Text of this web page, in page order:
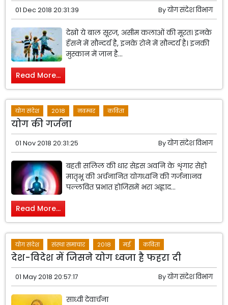
01 Dec 2018 20:31:39 Byयोग संदेश विभाग
देखो ये बाल सूरज, असीम कलाओं की मूरत। इनके
हँसने में सौन्दर्य है, इनके रोने में सौन्दर्य है। इनकी
मुस्कान में जान है...
Read More...
योग संदेश 2018 नवम्बर कविता
योग की गर्जना
01 Nov 2018 20:31:25 Byयोग संदेश विभाग
बहती सलिल की धार सेइस अवनि के शृंगार सेहो
मातृभू की अर्चनानित योगध्वनि की गर्जना।नव
पल्लवित प्रभात होजिसमें भरा अह्लाद...
Read More...
योग संदेश संस्था समाचार 2018 मई कविता
देश-विदेश में जिसने योग ध्वजा है फहरा दी
01 May 2018 20:57:17 Byयोग संदेश विभाग
साध्वी देवार्चना